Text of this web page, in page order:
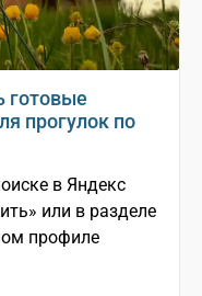
готовые
прогулок по
в Яндекс
или в разделе
профиле